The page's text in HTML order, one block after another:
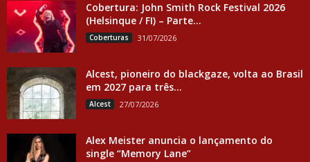
Cobertura: John Smith Rock Festival 2026
(Helsinque / FI) – Parte...
Coberturas 31/07/2026
Alcest, pioneiro do blackgaze, volta ao Brasil
em 2027 para três...
Alcest 27/07/2026
Alex Meister anuncia o lançamento do
single “Memory Lane”